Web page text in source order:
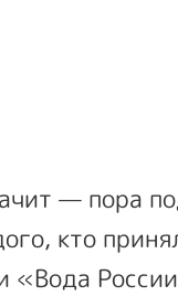
— пора
кто
«Вода